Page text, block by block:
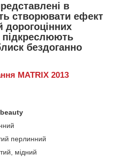
в
створювати ефект
дорогоцінних
підкреслюють
бездоганно
MATRIX 2013
перлинний
мідний